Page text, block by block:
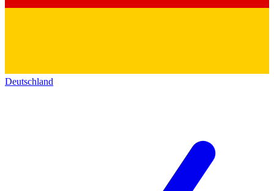
Deutschland